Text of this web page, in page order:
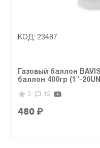
КОД: 23487
Газовый баллон
баллон 400гр (1"-
12
5
480₽